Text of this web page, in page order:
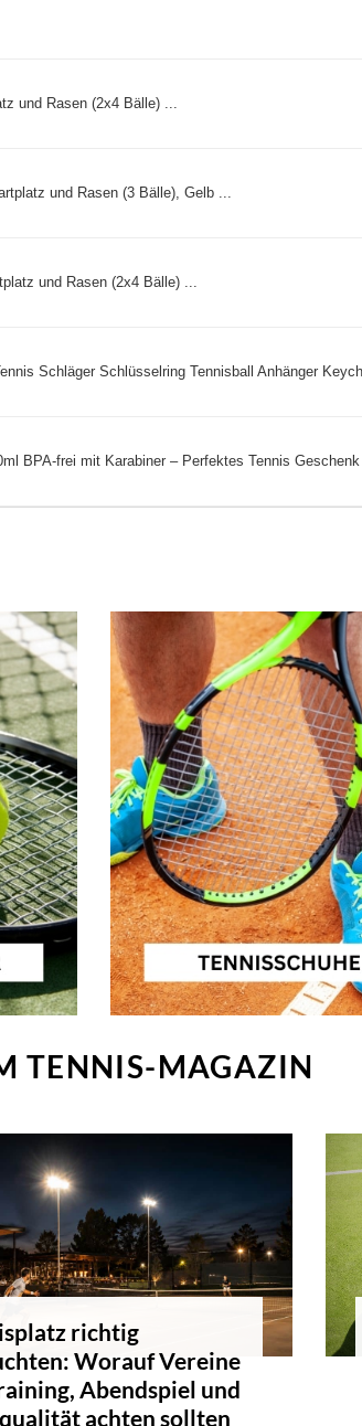
und Rasen (2x4 Bälle) ...
und Rasen (3 Bälle), Gelb ...
und Rasen (2x4 Bälle) ...
Schläger Schlüsselring Tennisball Anhänger
BPA-frei mit Karabiner – Perfektes Tennis
TENNIS-MAGAZIN
richtig
Worauf Vereine
Abendspiel und
achten sollten